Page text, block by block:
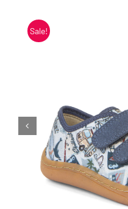
Blogi
Kontakt
Sale!